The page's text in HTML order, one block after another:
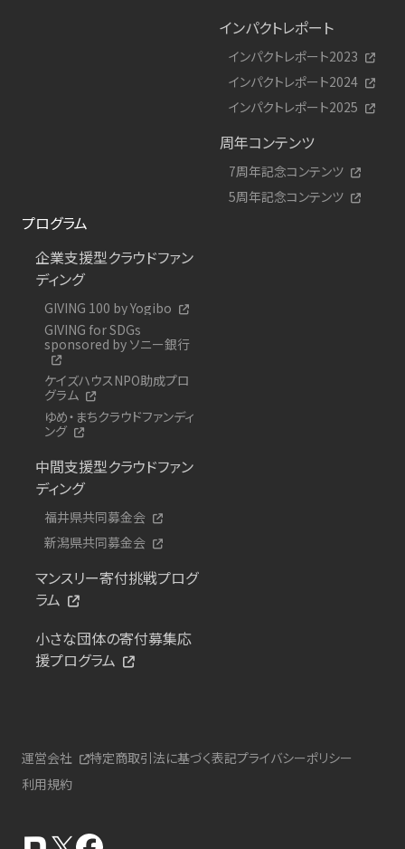
インパクトレポート
インパクトレポート2023
インパクトレポート2024
インパクトレポート2025
周年コンテンツ
7周年記念コンテンツ
5周年記念コンテンツ
プログラム
企業支援型クラウドファン
ディング
GIVING 100 by Yogibo
GIVING for SDGs
sponsored by ソニー銀行
ケイズハウスNPO助成プロ
グラム
ゆめ・まちクラウドファンディ
ング
中間支援型クラウドファン
ディング
福井県共同募金会
新潟県共同募金会
マンスリー寄付挑戦プログ
ラム
小さな団体の寄付募集応
援プログラム
運営会社 特定商取引法に基づく表記プライバシーポリシー
利用規約